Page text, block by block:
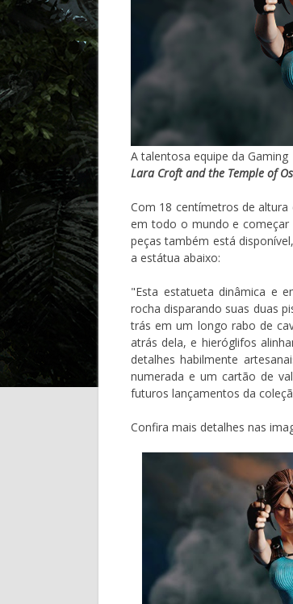
A talentosa equipe da
Lara Croft and the Temple of
Com 18 centímetros de altura
em todo o mundo e começar
peças também está
a estátua abaixo:
"Esta estatueta dinâmica e
rocha disparando suas duas
trás em um longo rabo de
atrás dela, e hieróglifos
detalhes habilmente
numerada e um cartão de
futuros lançamentos da
Confira mais detalhes nas